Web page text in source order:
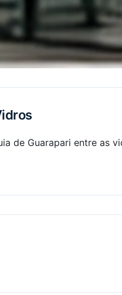
de Guarapari entre as